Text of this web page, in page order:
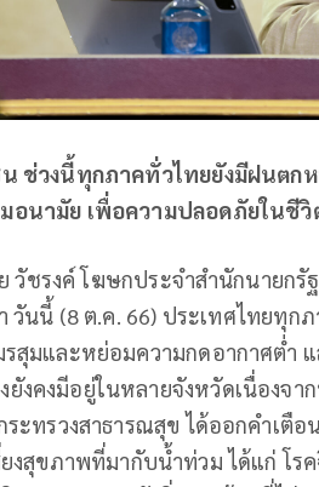
ช่วงนี้ทุกภาคทั่วไทยยังมีฝนตก
อนามัย เพื่อความปลอดภัยในชี
วัชรงค์ โฆษกประจำสำนักนายก
วันนี้ (8 ต.ค. 66) ประเทศไทยทุ
สุมและหย่อมความกดอากาศต่ำ
งคงมีอยู่ในหลายจังหวัดเนื่องจ
ะทรวงสาธารณสุข ได้ออกคำเตื
งสุขภาพที่มากับน้ำท่วม ได้แก่ โร